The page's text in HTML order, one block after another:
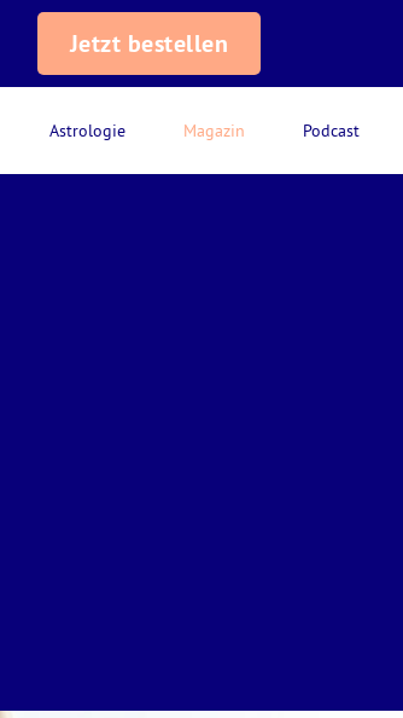
Astrologie Magazin Podcast
Jetzt bestellen